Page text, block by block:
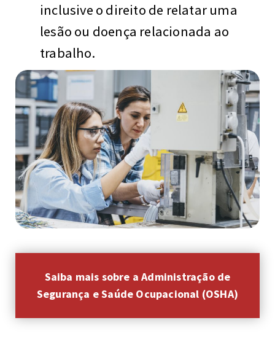
inclusive o direito de relatar uma
lesão ou doença relacionada ao
trabalho.
Saiba mais sobre a Administração de
Segurança e Saúde Ocupacional (OSHA)